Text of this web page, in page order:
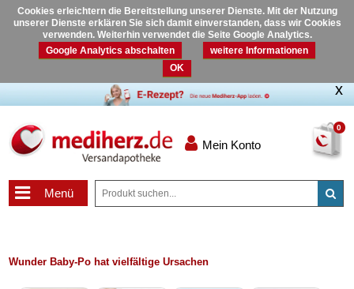
Cookies erleichtern die Bereitstellung unserer Dienste. Mit der Nutzung
unserer Dienste erklären Sie sich damit einverstanden, dass wir Cookies
verwenden. Weiterhin verwendet die Seite Google Analytics.
Google Analytics abschalten
weitere Informationen
OK
0
Mein Konto
Menü
Wunder Baby-Po hat vielfältige Ursachen